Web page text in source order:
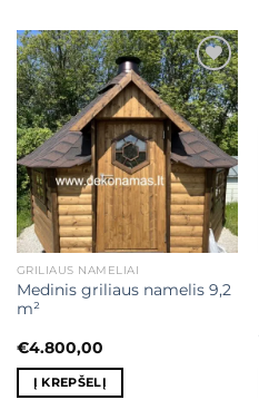
Mėgstamiausias
GRILIAUS NAMELIAI
Medinis griliaus namelis 9,2
m²
€4.800,00
Į KREPŠELĮ